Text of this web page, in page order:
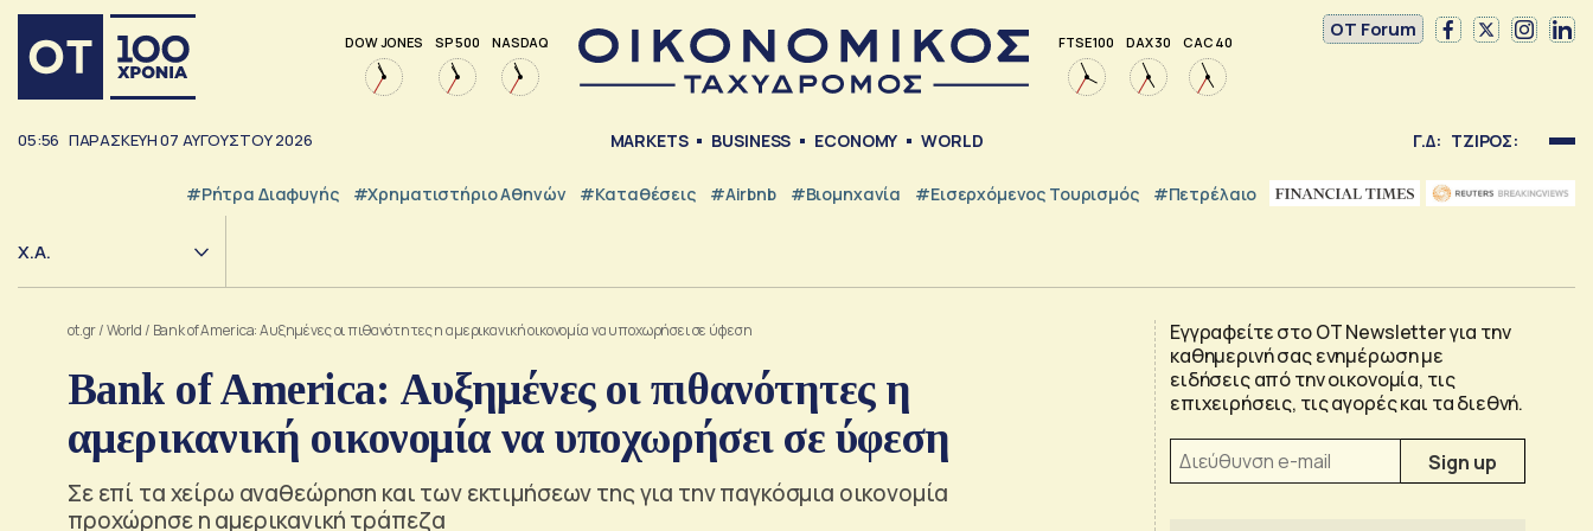
DOW JONES SP 500 NASDAQ FTSE 100 DAX 30 CAC 40
OT Forum
05:56 ΠΑΡΑΣΚΕΥΗ07 ΑΥΓΟΥΣΤΟΥ2026 MARKETS BUSINESS ECONOMY WORLD Γ.Δ: ΤΖΙΡΟΣ:
#ρήτρα Διαφυγής #Χρηματιστήριο Αθηνών #Καταθέσεις #Airbnb #Βιομηχανία #εισερχόμενος Τουρισμός #Πετρέλαιο
Χ.Α.
ot.gr/World / Bank of America: Αυξημένες οι πιθανότητες η αμερικανική οικονομία να υποχωρήσει σε ύφεση
Bank of America: Αυξημένες οι πιθανότητες η
αμερικανική οικονομία να υποχωρήσει σε ύφεση
Σε επί τα χείρω αναθεώρηση και των εκτιμήσεων της για την παγκόσμια οικονομία
προχώρησε η αμερικανική τράπεζα
Εγγραφείτε στο OT Newsletter για την
καθημερινή σας ενημέρωση με
ειδήσεις από την οικονομία, τις
επιχειρήσεις, τις αγορές και τα διεθνή.